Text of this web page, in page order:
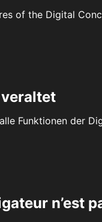
of the Digital
Funktionen der
n’est